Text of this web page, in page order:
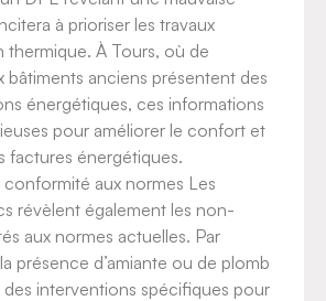
à prioriser les travaux
thermique. À Tours, où de
bâtiments anciens présentent des
énergétiques, ces informations
pour améliorer le confort et
factures énergétiques.
conformité aux normes Les
révèlent également les non-
aux normes actuelles. Par
présence d’amiante ou de plomb
des interventions spécifiques pour